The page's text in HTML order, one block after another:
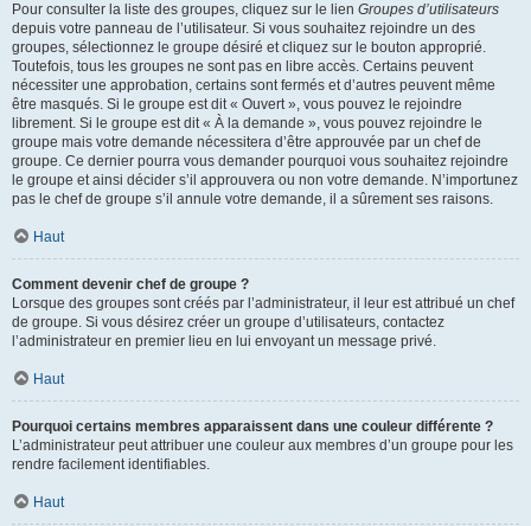
Pour consulter la liste des groupes, cliquez sur le lien Groupes d’utilisateurs
depuis votre panneau de l’utilisateur. Si vous souhaitez rejoindre un des
groupes, sélectionnez le groupe désiré et cliquez sur le bouton approprié.
Toutefois, tous les groupes ne sont pas en libre accès. Certains peuvent
nécessiter une approbation, certains sont fermés et d’autres peuvent même
être masqués. Si le groupe est dit « Ouvert », vous pouvez le rejoindre
librement. Si le groupe est dit « À la demande », vous pouvez rejoindre le
groupe mais votre demande nécessitera d’être approuvée par un chef de
groupe. Ce dernier pourra vous demander pourquoi vous souhaitez rejoindre
le groupe et ainsi décider s’il approuvera ou non votre demande. N’importunez
pas le chef de groupe s’il annule votre demande, il a sûrement ses raisons.
Haut
Comment devenir chef de groupe ?
Lorsque des groupes sont créés par l’administrateur, il leur est attribué un chef
de groupe. Si vous désirez créer un groupe d’utilisateurs, contactez
l’administrateur en premier lieu en lui envoyant un message privé.
Haut
Pourquoi certains membres apparaissent dans une couleur différente ?
L’administrateur peut attribuer une couleur aux membres d’un groupe pour les
rendre facilement identifiables.
Haut